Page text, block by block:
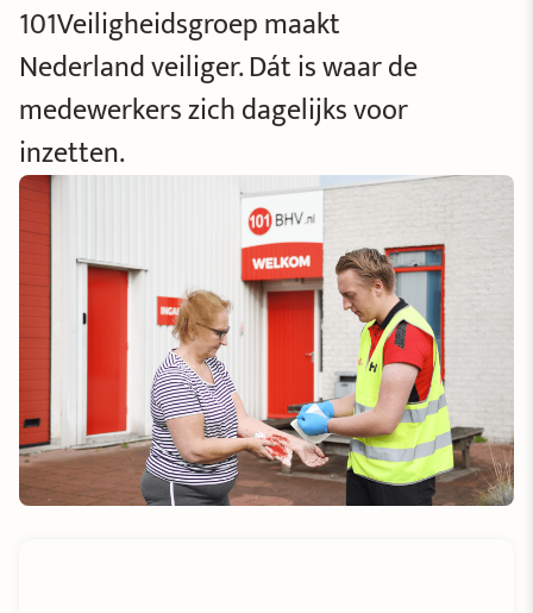
101Veiligheidsgroep maakt
Nederland veiliger. Dát is waar de
medewerkers zich dagelijks voor
inzetten.